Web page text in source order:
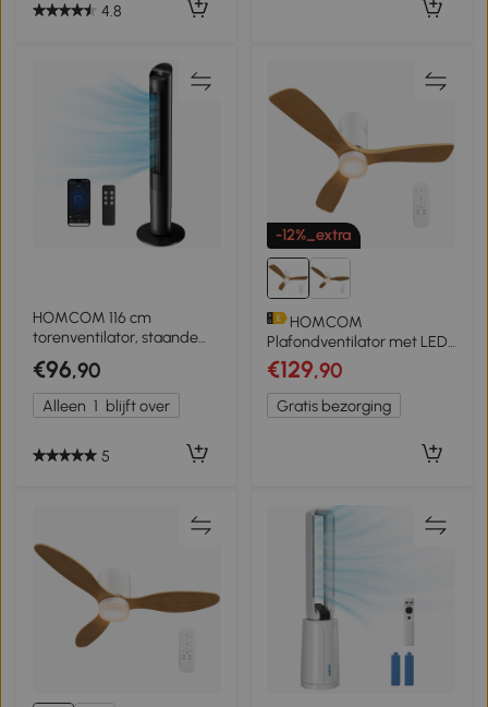
4.8
HOMCOM 116 cm
torenventilator, staande
ventilator met
afstandsbediening en WiFi-
appbesturing, 65° oscillatie,
6 snelheden, 4 standen
€96,90
Alleen 1 blijft over
5
-12%_extra
HOMCOM
Plafondventilator met LED-
Licht, 6 Snelheden,
Afstandsbediening,
Lichtbruin
€129,90
Gratis bezorging